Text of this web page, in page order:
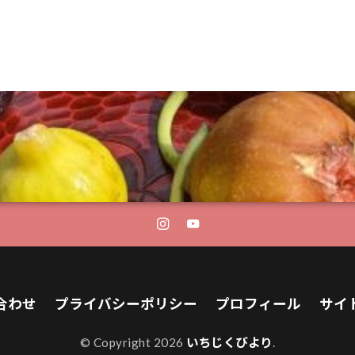
わせ プライバシーポリシー プロフィール サイ
© Copyright 2026 いちじくびより.